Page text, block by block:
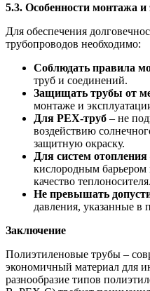
5.3. Особенности монтажа и
Для обеспечения
трубопроводов необходимо:
Соблюдать правила
труб и соединений.
Защищать трубы от
монтаже и
Для PEX-труб – не
воздействию
защитную окраску.
Для систем отопления
кислородным барьером
качество теплоносителя.
Не превышать
давления, указанные в
Заключение
Полиэтиленовые трубы –
экономичный материал для
разнообразие типов